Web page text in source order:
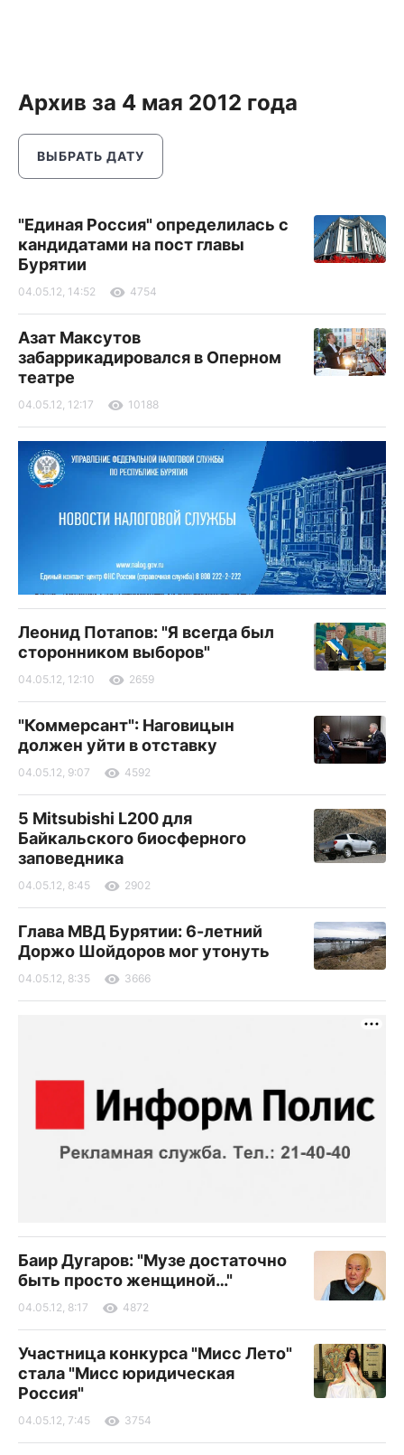
Архив за 4 мая 2012 года
ВЫБРАТЬ ДАТУ
"Единая Россия" определилась с
кандидатами на пост главы
Бурятии
04.05.12, 14:52 4754
Азат Максутов
забаррикадировался в Оперном
театре
04.05.12, 12:17 10188
Леонид Потапов: "Я всегда был
сторонником выборов"
04.05.12, 12:10 2659
"Коммерсант": Наговицын
должен уйти в отставку
04.05.12, 9:07 4592
5 Мitsubishi L200 для
Байкальского биосферного
заповедника
04.05.12, 8:45 2902
Глава МВД Бурятии: 6-летний
Доржо Шойдоров мог утонуть
04.05.12, 8:35 3666
Баир Дугаров: "Музе достаточно
быть просто женщиной…"
04.05.12, 8:17 4872
Участница конкурса "Мисс Лето"
стала "Мисс юридическая
Россия"
04.05.12, 7:45 3754